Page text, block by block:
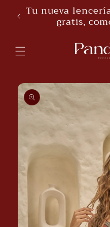
Skip to
content
Tu nueva
gratis,
product
information